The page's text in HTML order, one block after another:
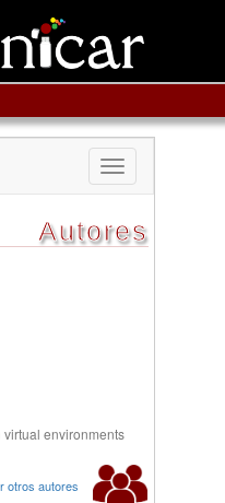
Toggle
navigation
Autores
environments
otros autores